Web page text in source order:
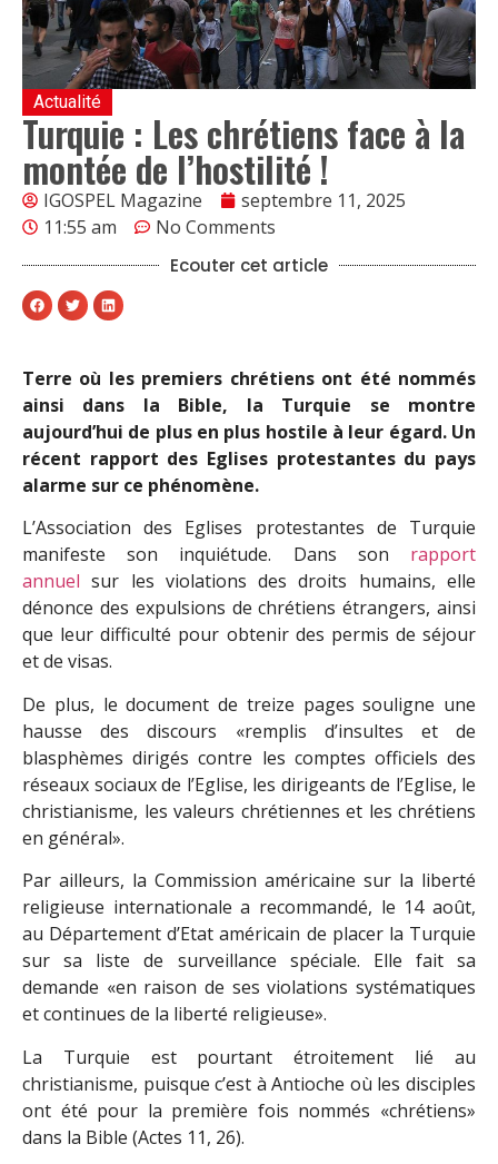
Actualité
Turquie : Les chrétiens face à la
montée de l’hostilité !
IGOSPEL Magazine
septembre 11, 2025
11:55 am
No Comments
Ecouter cet article
Terre où les premiers chrétiens ont été nommés
ainsi dans la Bible, la Turquie se montre
aujourd’hui de plus en plus hostile à leur égard. Un
récent rapport des Eglises protestantes du pays
alarme sur ce phénomène.
L’Association des Eglises protestantes de Turquie
manifeste son inquiétude. Dans son rapport
annuel sur les violations des droits humains, elle
dénonce des expulsions de chrétiens étrangers, ainsi
que leur difficulté pour obtenir des permis de séjour
et de visas.
De plus, le document de treize pages souligne une
hausse des discours «remplis d’insultes et de
blasphèmes dirigés contre les comptes officiels des
réseaux sociaux de l’Eglise, les dirigeants de l’Eglise, le
christianisme, les valeurs chrétiennes et les chrétiens
en général».
Par ailleurs, la Commission américaine sur la liberté
religieuse internationale a recommandé, le 14 août,
au Département d’Etat américain de placer la Turquie
sur sa liste de surveillance spéciale. Elle fait sa
demande «en raison de ses violations systématiques
et continues de la liberté religieuse».
La Turquie est pourtant étroitement lié au
christianisme, puisque c’est à Antioche où les disciples
ont été pour la première fois nommés «chrétiens»
dans la Bible (Actes 11, 26).